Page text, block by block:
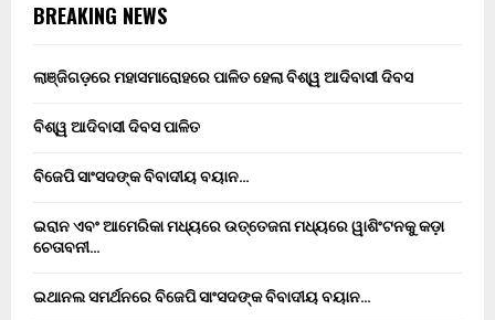
BREAKING NEWS
ଲାଞ୍ଜିଗଡ଼ରେ ମହାସମାରୋହରେ ପାଳିତ ହେଲା ବିଶ୍ୱ ଆଦିବାସୀ ଦିବସ
ବିଶ୍ୱ ଆଦିବାସୀ ଦିବସ ପାଳିତ
ବିଜେପି ସାଂସଦଙ୍କ ବିବାଦୀୟ ବୟାନ…
ଇରାନ ଏବଂ ଆମେରିକା ମଧ୍ୟରେ ଉତ୍ତେଜନା ମଧ୍ୟରେ ୱାଶିଂଟନକୁ କଡ଼ା
ଚେତାବନୀ…
ଇଥାନଲ ସମର୍ଥନରେ ବିଜେପି ସାଂସଦଙ୍କ ବିବାଦୀୟ ବୟାନ…